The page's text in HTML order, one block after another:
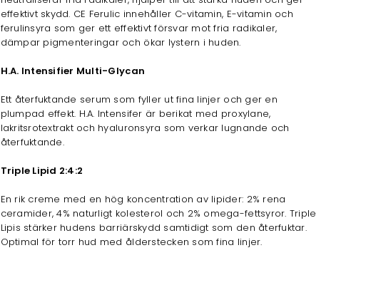
effektivt skydd. CE Ferulic innehåller C-vitamin, E-vitamin och
ferulinsyra som ger ett effektivt försvar mot fria radikaler,
dämpar pigmenteringar och ökar lystern i huden.
H.A. Intensifier Multi-Glycan
Ett återfuktande serum som fyller ut fina linjer och ger en
plumpad effekt. H.A. Intensifer är berikat med proxylane,
lakritsrotextrakt och hyaluronsyra som verkar lugnande och
återfuktande.
Triple Lipid 2:4:2
En rik creme med en hög koncentration av lipider: 2% rena
ceramider, 4% naturligt kolesterol och 2% omega-fettsyror. Triple
Lipis stärker hudens barriärskydd samtidigt som den återfuktar.
Optimal för torr hud med ålderstecken som fina linjer.